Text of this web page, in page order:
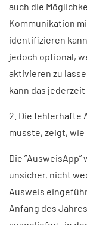
auch die
Kommunikation
identifizieren
jedoch optional,
aktivieren zu
kann das jederzeit
2. Die fehlerhafte
musste, zeigt,
Die
unsicher, nicht
Ausweis
Anfang des